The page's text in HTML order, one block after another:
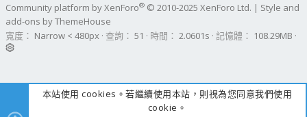
Community platform by XenForo® © 2010-2025 XenForo Ltd. | Style and
add-ons by ThemeHouse
寬度
查詢 51 時間 2.0601s 記憶體 108.29MB
本站使用 cookies。若繼續使用本站，則視為您同意我們使用
cookie。